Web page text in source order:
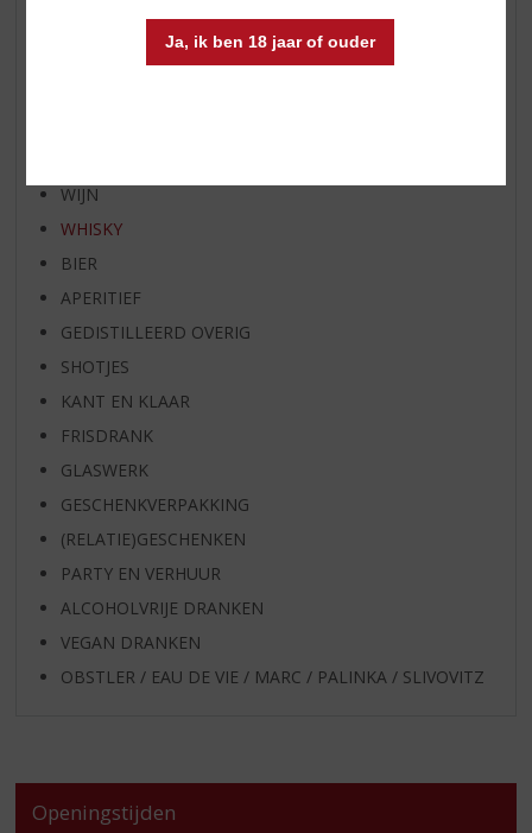
Ja, ik ben 18 jaar of ouder
WHISKY VAN DE MAAND
RUM VAN DE MAAND
WIJN
WHISKY
BIER
APERITIEF
GEDISTILLEERD OVERIG
SHOTJES
KANT EN KLAAR
FRISDRANK
GLASWERK
GESCHENKVERPAKKING
(RELATIE)GESCHENKEN
PARTY EN VERHUUR
ALCOHOLVRIJE DRANKEN
VEGAN DRANKEN
OBSTLER / EAU DE VIE / MARC / PALINKA / SLIVOVITZ
Openingstijden